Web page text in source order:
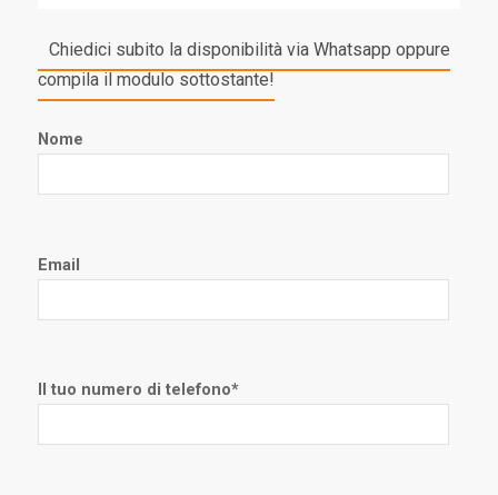
Chiedici subito la disponibilità via Whatsapp oppure
compila il modulo sottostante!
Nome
Email
Il tuo numero di telefono*